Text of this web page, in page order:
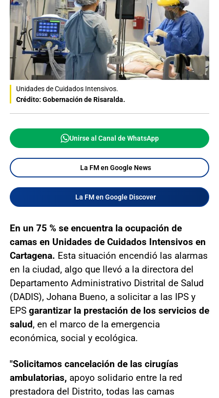
Unidades de Cuidados Intensivos.
Crédito: Gobernación de Risaralda.
Unirse al Canal de WhatsApp
La FM en Google News
La FM en Google Discover
En un 75 % se encuentra la ocupación de
camas en Unidades de Cuidados Intensivos en
Cartagena. Esta situación encendió las alarmas
en la ciudad, algo que llevó a la directora del
Departamento Administrativo Distrital de Salud
(DADIS), Johana Bueno, a solicitar a las IPS y
EPS garantizar la prestación de los servicios de
salud, en el marco de la emergencia
económica, social y ecológica.
"Solicitamos cancelación de las cirugías
ambulatorias, apoyo solidario entre la red
prestadora del Distrito, todas las camas